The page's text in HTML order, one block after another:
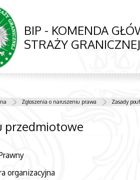
BIP - KOMENDA
STRAŻY GRANICZNEJ
Zgłoszenia o naruszeniu prawa Zasady
przedmiotowe
organizacyjna